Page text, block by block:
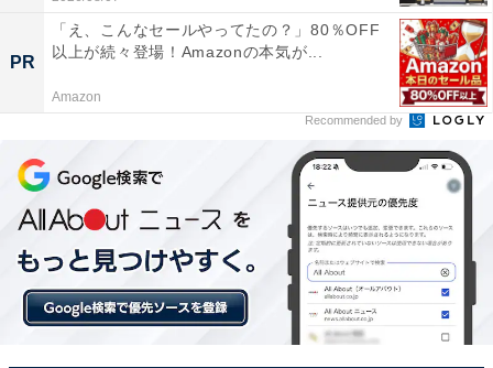
PR
「え、こんなセールやってたの？」80％OFF
以上が続々登場！Amazonの本気が...
Amazon
Recommended by